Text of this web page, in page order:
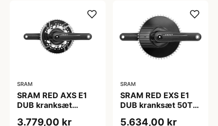
SRAM
SRAM RED AXS E1
DUB kranksæt
3.779,00 kr
SRAM
SRAM RED EXS E1
DUB kranksæt 50T
5.634,00 kr